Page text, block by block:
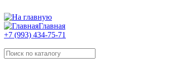
Главная
+7 (993) 434-75-71